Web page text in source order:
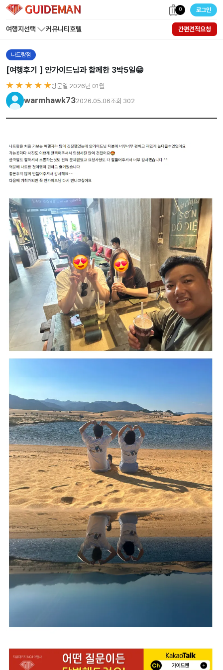
0 로그인
여행지선택 커뮤니티 호텔 간편견적요청
나트랑점
[여행후기 ] 얀가이드님과 함께한 3박5일😁
★ ★ ★ ★ ★방문일 2026년 01월
warmhawk732026.05.06조회 302